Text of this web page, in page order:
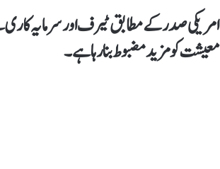
امریکی صدر کے مطابق ٹیرف اور سرمایہ کاری
معیشت کو مزید مضبوط بنارہا ہے۔